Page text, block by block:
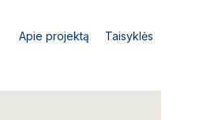
Apie projektą Taisyklės